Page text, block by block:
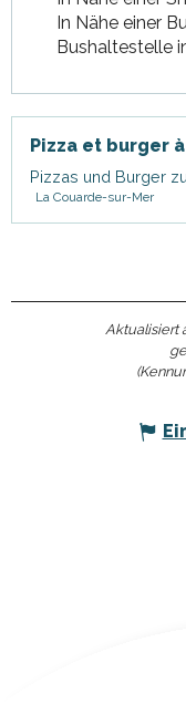
In Nähe einer
Bushaltestelle
Pizza et burger
Pizzas und Burger
La Couarde-sur-Mer
Aktualisiert